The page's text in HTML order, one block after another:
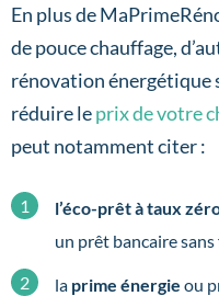
En plus de
de pouce chauffage,
rénovation énergétique
réduire leprix de votre
peut notamment citer :
l’éco-prêt à taux
un prêt bancaire sans
la prime énergie ou